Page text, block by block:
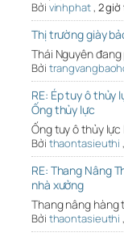
Bởi vinhphat, 2
Thị trường giày
Thái Nguyên
Bởi
RE: Ép tuy ô thủy
Ống thủy lực
Ống tuy ô thủy
Bởi thaontasieuthi ,
RE: Thang Nâng
nhà xưởng
Thang nâng hàng
Bởi thaontasieuthi ,